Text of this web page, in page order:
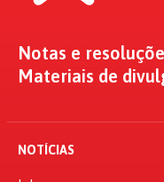
Notas e
Materiais de
NOTÍCIAS